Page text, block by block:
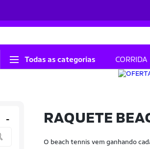
Todas as categorias CORRIDA
- RAQUETE
O beach tennis vem ganhando